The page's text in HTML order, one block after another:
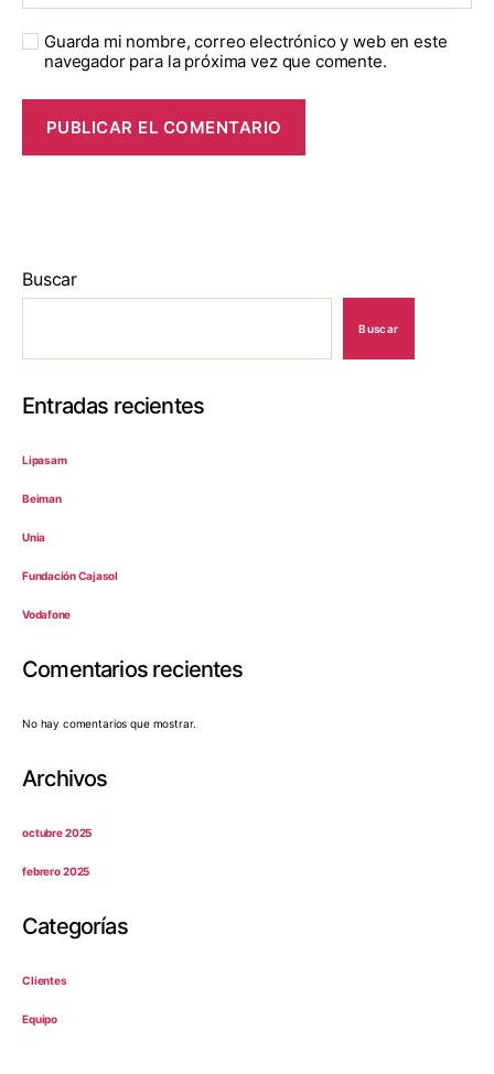
Guarda mi nombre, correo electrónico y web en este
navegador para la próxima vez que comente.
Buscar
Buscar
Entradas recientes
Lipasam
Beiman
Unia
Fundación Cajasol
Vodafone
Comentarios recientes
No hay comentarios que mostrar.
Archivos
octubre 2025
febrero 2025
Categorías
Clientes
Equipo